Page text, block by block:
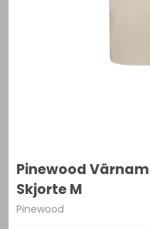
Pinewood
Skjorte M
Pinewood